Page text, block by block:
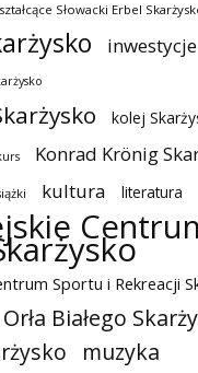
Słowacki Erbel
inwestycje
kolej
Konrad Krönig
kultura literatura
Sportu i Rekreacji
Białego
muzyka